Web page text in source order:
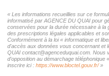
« Les informations recueillies sur ce
informatisé par AGENCE DU QUAI pour
conservées pour la durée nécessaire à la
des prescriptions légales applicables et
Conformément à la loi « informatique et
d'accès aux données vous concernant et
QUAI contact@agenceduquai.com. Nous
d'opposition au démarchage téléphonique
inscrire ici : https://www.bloctel.gouv.fr/»